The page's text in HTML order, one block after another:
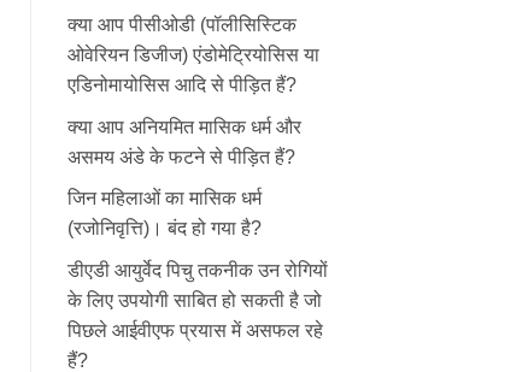
क्या आप पीसीओडी (पॉलीसिस्टिक
ओवेरियन डिजीज) एंडोमेट्रियोसिस या
एडिनोमायोसिस आदि से पीड़ित हैं?
क्या आप अनियमित मासिक धर्म और
असमय अंडे के फटने से पीड़ित हैं?
जिन महिलाओं का मासिक धर्म
(रजोनिवृत्ति)। बंद हो गया है?
डीएडी आयुर्वेद पिचु तकनीक उन रोगियों
के लिए उपयोगी साबित हो सकती है जो
पिछले आईवीएफ प्रयास में असफल रहे
हैं?